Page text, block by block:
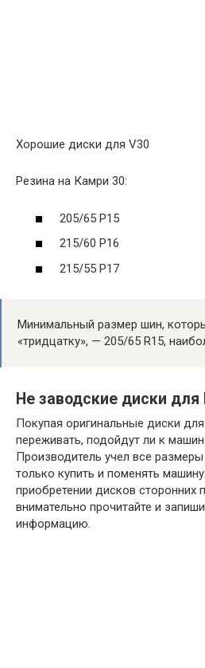
Хорошие диски для V30
Резина на Камри 30:
205/65 Р15
215/60 Р16
215/55 Р17
Минимальный размер шин,
«тридцатку», — 205/65 R15,
Не заводские диски для
Покупая оригинальные диски
переживать, подойдут ли к
Производитель учел все
только купить и поменять
приобретении дисков сторонних
внимательно прочитайте и
информацию.